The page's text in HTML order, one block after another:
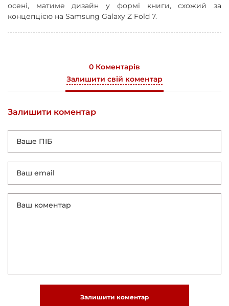
осені, матиме дизайн у формі книги, схожий за
концепцією на Samsung Galaxy Z Fold 7.
0 Коментарів
Залишити свій коментар
Залишити коментар
Залишити коментар